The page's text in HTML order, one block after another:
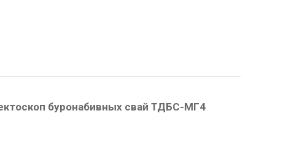
буронабивных свай ТДБС-МГ4